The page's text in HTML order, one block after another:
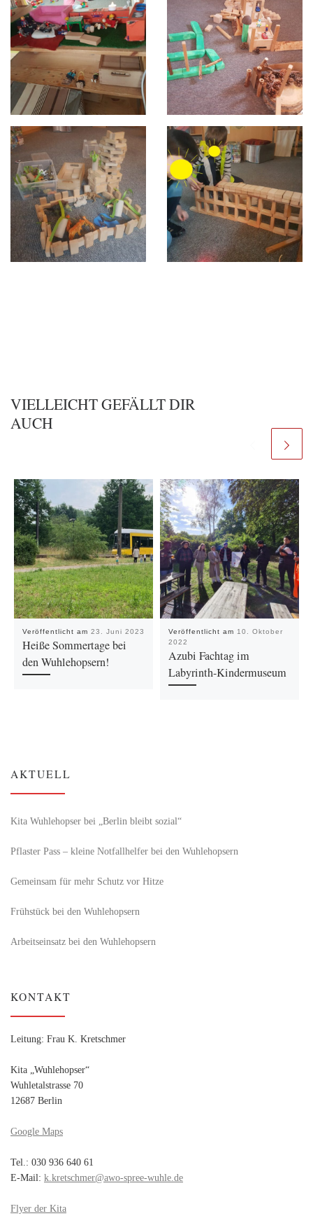
VIELLEICHT GEFÄLLT DIR
AUCH
Veröffentlicht am 23. Juni 2023
Heiße Sommertage bei
den Wuhlehopsern!
Veröffentlicht am 10. Oktober
2022
Azubi Fachtag im
Labyrinth-Kindermuseum
AKTUELL
Kita Wuhlehopser bei „Berlin bleibt sozial“
Pflaster Pass – kleine Notfallhelfer bei den Wuhlehopsern
Gemeinsam für mehr Schutz vor Hitze
Frühstück bei den Wuhlehopsern
Arbeitseinsatz bei den Wuhlehopsern
KONTAKT
Leitung: Frau K. Kretschmer
Kita „Wuhlehopser“
Wuhletalstrasse 70
12687 Berlin
Google Maps
Tel.: 030 936 640 61
E-Mail: k.kretschmer@awo-spree-wuhle.de
Flyer der Kita